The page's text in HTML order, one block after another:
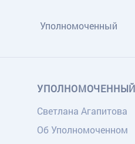
Уполномоченный
УПОЛНОМОЧЕННЫЙ
Светлана Агапитова
Об Уполномоченном